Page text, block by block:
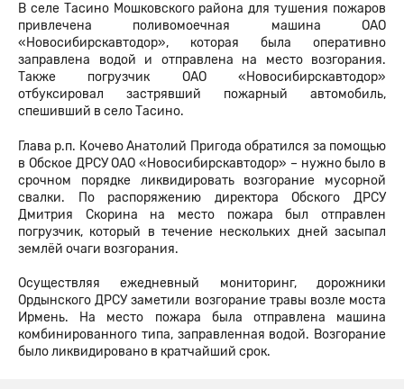
В селе Тасино Мошковского района для тушения пожаров
привлечена поливомоечная машина ОАО
«Новосибирскавтодор», которая была оперативно
заправлена водой и отправлена на место возгорания.
Также погрузчик ОАО «Новосибирскавтодор»
отбуксировал застрявший пожарный автомобиль,
спешивший в село Тасино.
Глава р.п. Кочево Анатолий Пригода обратился за помощью
в Обское ДРСУ ОАО «Новосибирскавтодор» – нужно было в
срочном порядке ликвидировать возгорание мусорной
свалки. По распоряжению директора Обского ДРСУ
Дмитрия Скорина на место пожара был отправлен
погрузчик, который в течение нескольких дней засыпал
землёй очаги возгорания.
Осуществляя ежедневный мониторинг, дорожники
Ордынского ДРСУ заметили возгорание травы возле моста
Ирмень. На место пожара была отправлена машина
комбинированного типа, заправленная водой. Возгорание
было ликвидировано в кратчайший срок.